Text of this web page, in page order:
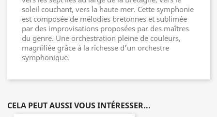
soleil couchant, vers la haute mer. Cette symphonie
est composée de mélodies bretonnes et sublimée
par des improvisations proposées par des maîtres
du genre. Une orchestration pleine de couleurs,
magnifiée grâce à la richesse d’un orchestre
symphonique.
CELA PEUT AUSSI VOUS INTÉRESSER...